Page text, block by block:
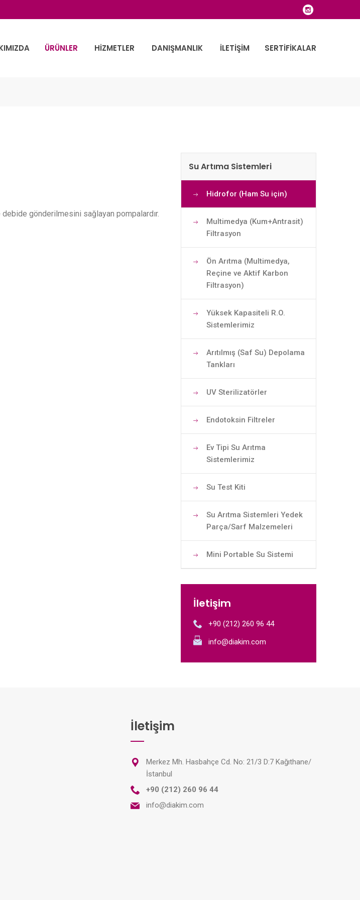
ÜRÜNLER HIZMETLER DANIŞMANLIK İLETIŞIM SERTIFIKALAR
gönderilmesini sağlayan pompalardır.
Su Artıma Sistemleri
Hidrofor (Ham Su için)
Multimedya (Kum+Antrasit)
Filtrasyon
Ön Arıtma (Multimedya,
Reçine ve Aktif Karbon
Filtrasyon)
Yüksek Kapasiteli R.O.
Sistemlerimiz
Arıtılmış (Saf Su) Depolama
Tankları
UV Sterilizatörler
Endotoksin Filtreler
Ev Tipi Su Arıtma
Sistemlerimiz
Su Test Kiti
Su Arıtma Sistemleri Yedek
Parça/Sarf Malzemeleri
Mini Portable Su Sistemi
İletişim
+90 (212) 260 96 44
info@diakim.com
İletişim
Merkez Mh. Hasbahçe Cd. No: 21/3 D:7 Kağıthane/
İstanbul
+90 (212) 260 96 44
info@diakim.com